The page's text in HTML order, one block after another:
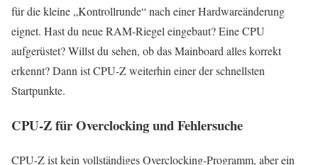
für die kleine „Kontrollrunde“ nach einer Hardwareänderung
eignet. Hast du neue RAM-Riegel eingebaut? Eine CPU
aufgerüstet? Willst du sehen, ob das Mainboard alles korrekt
erkennt? Dann ist CPU-Z weiterhin einer der schnellsten
Startpunkte.
CPU-Z für Overclocking und Fehlersuche
CPU-Z ist kein vollständiges Overclocking-Programm, aber ein